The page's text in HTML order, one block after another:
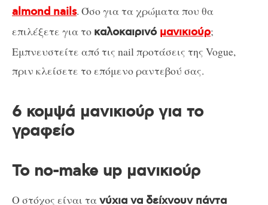
almond nails. Όσο για τα χρώματα που θα
επιλέξετε για το καλοκαιρινό μανικιούρ;
Εμπνευστείτε από τις nail προτάσεις της Vogue,
πριν κλείσετε το επόμενο ραντεβού σας.
6 κομψά μανικιούρ για το
γραφείο
Το no-make up μανικιούρ
Ο στόχος είναι τανύχια να δείχνουν πάντα